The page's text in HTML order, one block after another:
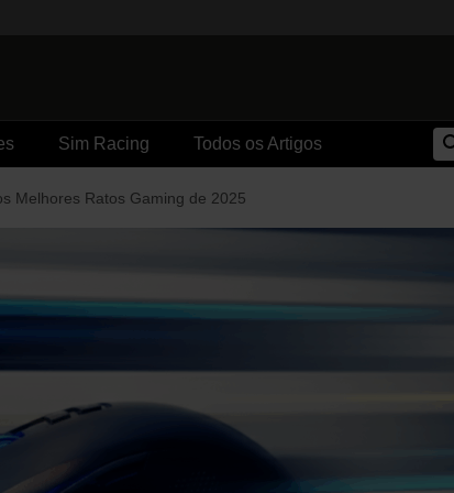
Sim Racing Todos os Artigos
Melhores Ratos Gaming de 2025